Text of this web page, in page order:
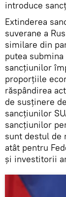
introduce
Extinderea
suverane a
similare din
putea
sancțiunilor
proporțiile
răspândirea
de susținere
sancțiunilor
sancțiunilor
sunt destul de
atât pentru
și investitorii